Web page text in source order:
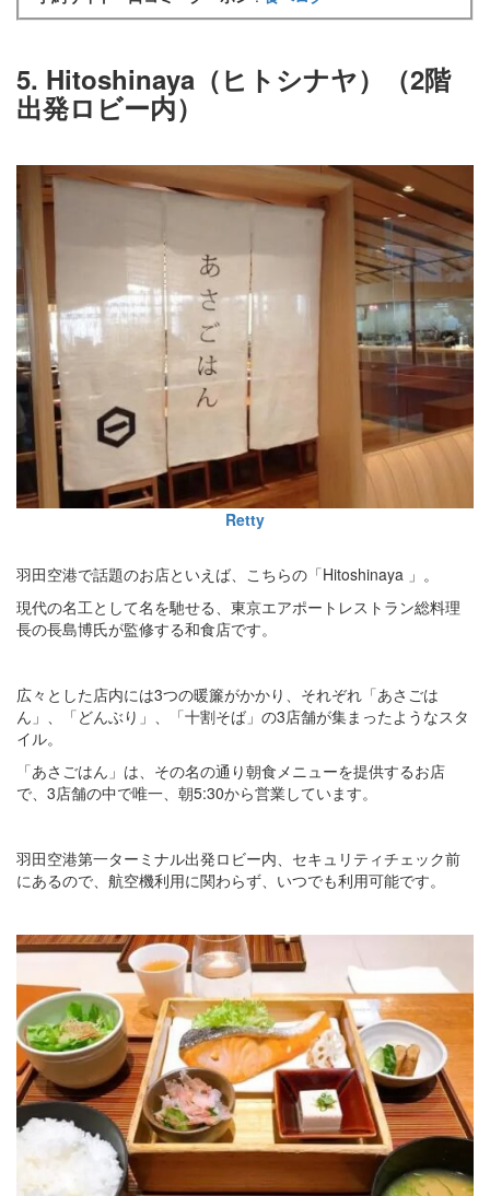
5. Hitoshinaya（ヒトシナヤ）（2階
出発ロビー内）
Retty
羽田空港で話題のお店といえば、こちらの「Hitoshinaya 」。
現代の名工として名を馳せる、東京エアポートレストラン総料理
長の長島博氏が監修する和食店です。
広々とした店内には3つの暖簾がかかり、それぞれ「あさごは
ん」、「どんぶり」、「十割そば」の3店舗が集まったようなスタ
イル。
「あさごはん」は、その名の通り朝食メニューを提供するお店
で、3店舗の中で唯一、朝5:30から営業しています。
羽田空港第一ターミナル出発ロビー内、セキュリティチェック前
にあるので、航空機利用に関わらず、いつでも利用可能です。